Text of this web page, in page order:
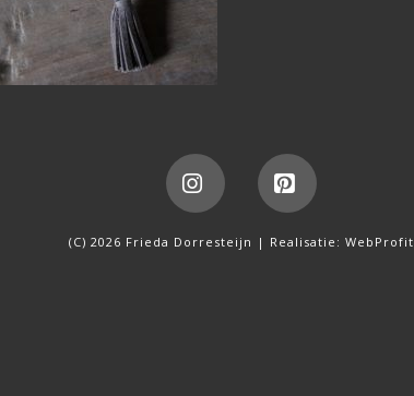
InstagramPinterest
(C) 2026 Frieda Dorresteijn | Realisatie: WebProfit